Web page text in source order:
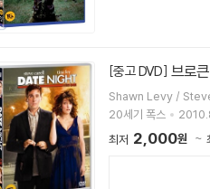
[중고 DVD] 브로
20세기 폭스
최저 2,000원